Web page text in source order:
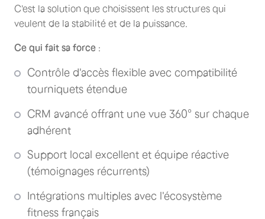
C'est la solution que choisissent les structures qui
veulent de la stabilité et de la puissance.
Ce qui fait sa force :
Contrôle d'accès flexible avec compatibilité
tourniquets étendue
CRM avancé offrant une vue 360° sur chaque
adhérent
Support local excellent et équipe réactive
(témoignages récurrents)
Intégrations multiples avec l'écosystème
fitness français